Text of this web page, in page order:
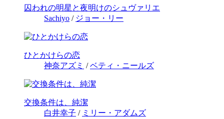
囚われの明星と夜明けのシュヴァリエ
Sachiyo / ジョー・リー
ひとかけらの恋
神奈アズミ /ベティ・ニールズ
交換条件は、純潔
白井幸子 / ミリー・アダムズ